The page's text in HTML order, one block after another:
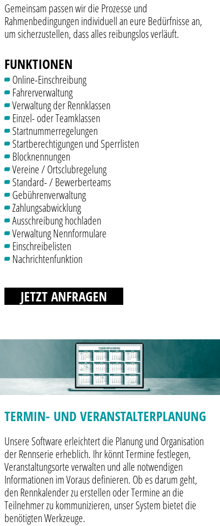
Gemeinsam passen wir die Prozesse und
Rahmenbedingungen individuell an eure Bedürfnisse an,
um sicherzustellen, dass alles reibungslos verläuft.
FUNKTIONEN
Online-Einschreibung
Fahrerverwaltung
Verwaltung der Rennklassen
Einzel- oder Teamklassen
Startnummerregelungen
Startberechtigungen und Sperrlisten
Blocknennungen
Vereine / Ortsclubregelung
Standard- / Bewerberteams
Gebührenverwaltung
Zahlungsabwicklung
Ausschreibung hochladen
Verwaltung Nennformulare
Einschreibelisten
Nachrichtenfunktion
JETZT ANFRAGEN
TERMIN- UND VERANSTALTERPLANUNG
Unsere Software erleichtert die Planung und Organisation
der Rennserie erheblich. Ihr könnt Termine festlegen,
Veranstaltungsorte verwalten und alle notwendigen
Informationen im Voraus definieren. Ob es darum geht,
den Rennkalender zu erstellen oder Termine an die
Teilnehmer zu kommunizieren, unser System bietet die
benötigten Werkzeuge.